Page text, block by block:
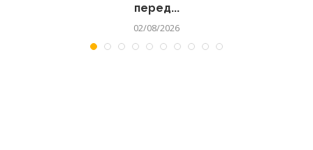
перед...
02/08/2026